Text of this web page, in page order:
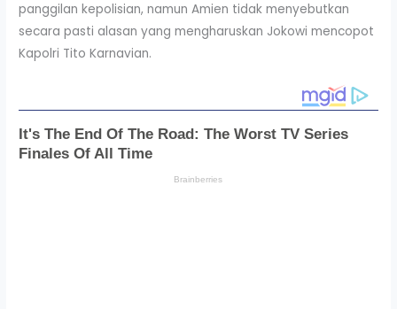
panggilan kepolisian, namun Amien tidak menyebutkan
secara pasti alasan yang mengharuskan Jokowi mencopot
Kapolri Tito Karnavian.